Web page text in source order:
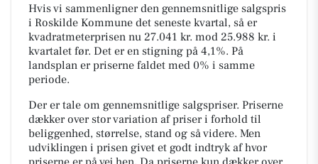
Hvis vi sammenligner den gennemsnitlige salgspris
i Roskilde Kommune det seneste kvartal, så er
kvadratmeterprisen nu 27.041 kr. mod 25.988 kr. i
kvartalet før. Det er en stigning på 4,1%. På
landsplan er priserne faldet med 0% i samme
periode.
Der er tale om gennemsnitlige salgspriser. Priserne
dækker over stor variation af priser i forhold til
beliggenhed, størrelse, stand og så videre. Men
udviklingen i prisen givet et godt indtryk af hvor